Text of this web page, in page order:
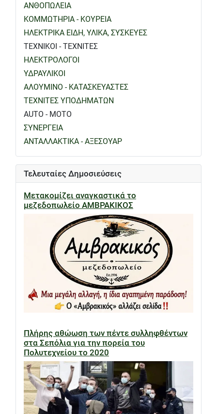
ΑΝΘΟΠΩΛΕΙΑ
ΚΟΜΜΩΤΗΡΙΑ - ΚΟΥΡΕΙΑ
ΗΛΕΚΤΡΙΚΑ ΕΙΔΗ, ΥΛΙΚΑ, ΣΥΣΚΕΥΕΣ
ΤΕΧΝΙΚΟΙ - ΤΕΧΝΙΤΕΣ
ΗΛΕΚΤΡΟΛΟΓΟΙ
ΥΔΡΑΥΛΙΚΟΙ
ΑΛΟΥΜΙΝΟ - ΚΑΤΑΣΚΕΥΑΣΤΕΣ
ΤΕΧΝΙΤΕΣ ΥΠΟΔΗΜΑΤΩΝ
AUTO - MOTO
ΣΥΝΕΡΓΕΙΑ
ΑΝΤΑΛΛΑΚΤΙΚΑ - ΑΞΕΣΟΥΑΡ
Τελευταίες Δημοσιεύσεις
Μετακομίζει αναγκαστικά το
μεζεδοπωλείο ΑΜΒΡΑΚΙΚΟΣ
Πλήρης αθώωση των πέντε συλληφθέντων
στα Σεπόλια για την πορεία του
Πολυτεχνείου το 2020